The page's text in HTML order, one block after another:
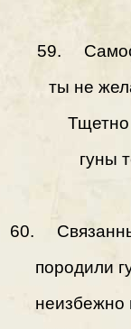
59.
ты не
гуны
60.
породили
неизбежно